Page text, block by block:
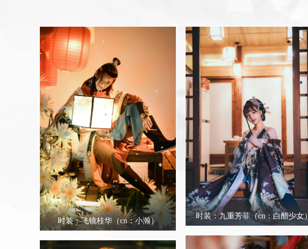
时装：飞镜桂华（cn：小瀚）
时装：九重芳菲（cn：白醋少女）